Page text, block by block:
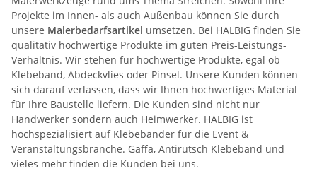
Projekte im Innen- als auch Außenbau können Sie durch
unsere Malerbedarfsartikel umsetzen. Bei HALBIG finden Sie
qualitativ hochwertige Produkte im guten Preis-Leistungs-
Verhältnis. Wir stehen für hochwertige Produkte, egal ob
Klebeband, Abdeckvlies oder Pinsel. Unsere Kunden können
sich darauf verlassen, dass wir Ihnen hochwertiges Material
für Ihre Baustelle liefern. Die Kunden sind nicht nur
Handwerker sondern auch Heimwerker. HALBIG ist
hochspezialisiert auf Klebebänder für die Event &
Veranstaltungsbranche. Gaffa, Antirutsch Klebeband und
vieles mehr finden die Kunden bei uns.